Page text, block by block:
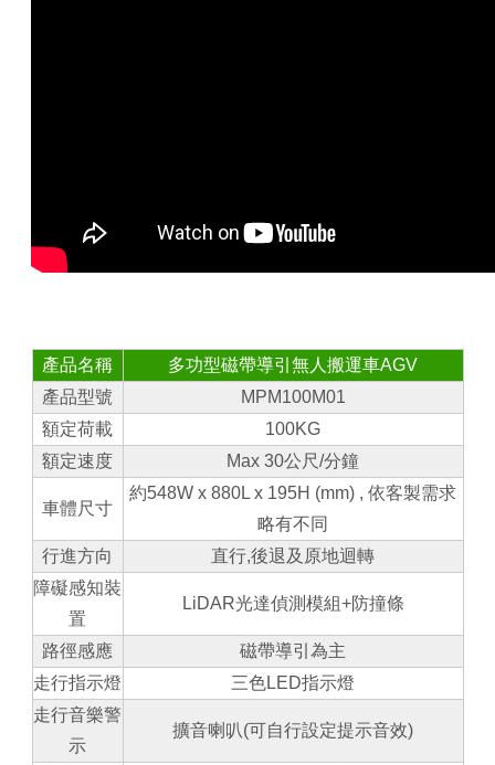
產品名稱 多功型磁帶導引無人搬運車AGV
產品型號
MPM100M01
額定荷載
100KG
額定速度
Max 30公尺/分鐘
車體尺寸
約548W x 880L x 195H (mm) , 依客製需求
略有不同
行進方向
直行,後退及原地迴轉
障礙感知裝
置
LiDAR光達偵測模組+防撞條
路徑感應
磁帶導引為主
走行指示燈
三色LED指示燈
走行音樂警
示
擴音喇叭(可自行設定提示音效)